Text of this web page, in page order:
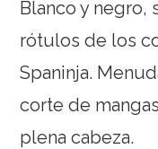
Blanco y negro,
rótulos de los
Spaninja.
corte de
plena cabeza.